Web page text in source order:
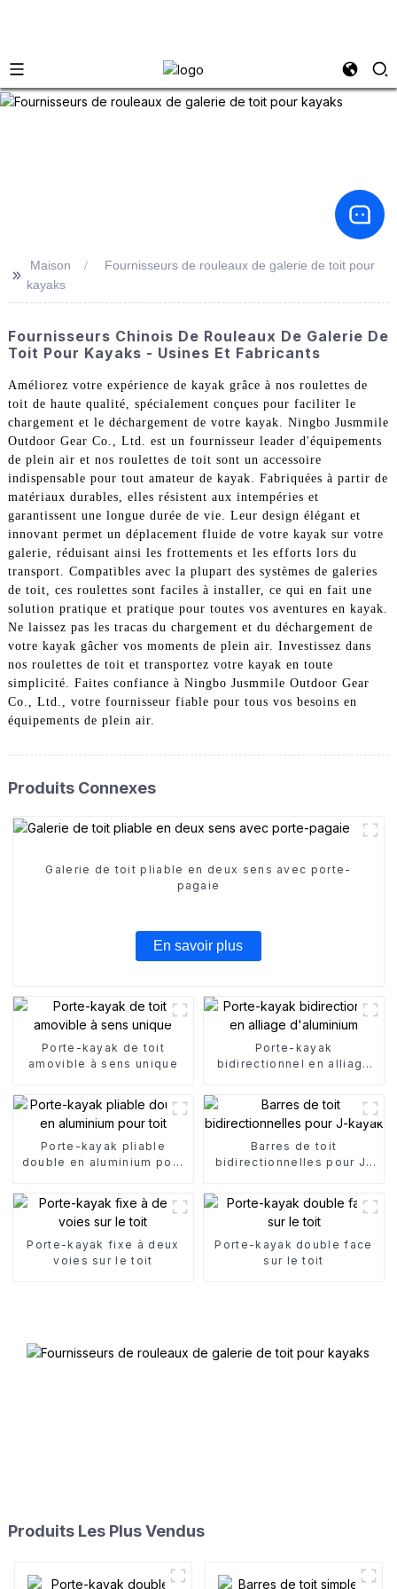
>> Maison
Fournisseurs de rouleaux de galerie de toit pour
kayaks
Fournisseurs Chinois De Rouleaux De Galerie De
Toit Pour Kayaks - Usines Et Fabricants
Améliorez votre expérience de kayak grâce à nos roulettes de
toit de haute qualité, spécialement conçues pour faciliter le
chargement et le déchargement de votre kayak. Ningbo Jusmmile
Outdoor Gear Co., Ltd. est un fournisseur leader d'équipements
de plein air et nos roulettes de toit sont un accessoire
indispensable pour tout amateur de kayak. Fabriquées à partir de
matériaux durables, elles résistent aux intempéries et
garantissent une longue durée de vie. Leur design élégant et
innovant permet un déplacement fluide de votre kayak sur votre
galerie, réduisant ainsi les frottements et les efforts lors du
transport. Compatibles avec la plupart des systèmes de galeries
de toit, ces roulettes sont faciles à installer, ce qui en fait une
solution pratique et pratique pour toutes vos aventures en kayak.
Ne laissez pas les tracas du chargement et du déchargement de
votre kayak gâcher vos moments de plein air. Investissez dans
nos roulettes de toit et transportez votre kayak en toute
simplicité. Faites confiance à Ningbo Jusmmile Outdoor Gear
Co., Ltd., votre fournisseur fiable pour tous vos besoins en
équipements de plein air.
Produits Connexes
Galerie de toit pliable en deux sens avec porte-
pagaie
En savoir plus
Porte-kayak de toit
amovible à sens unique
Porte-kayak
bidirectionnel en alliage
Porte-kayak pliable
double en aluminium pour
Barres de toit
bidirectionnelles pour J-
Porte-kayak fixe à deux
voies sur le toit
Porte-kayak double face
sur le toit
Produits Les Plus Vendus